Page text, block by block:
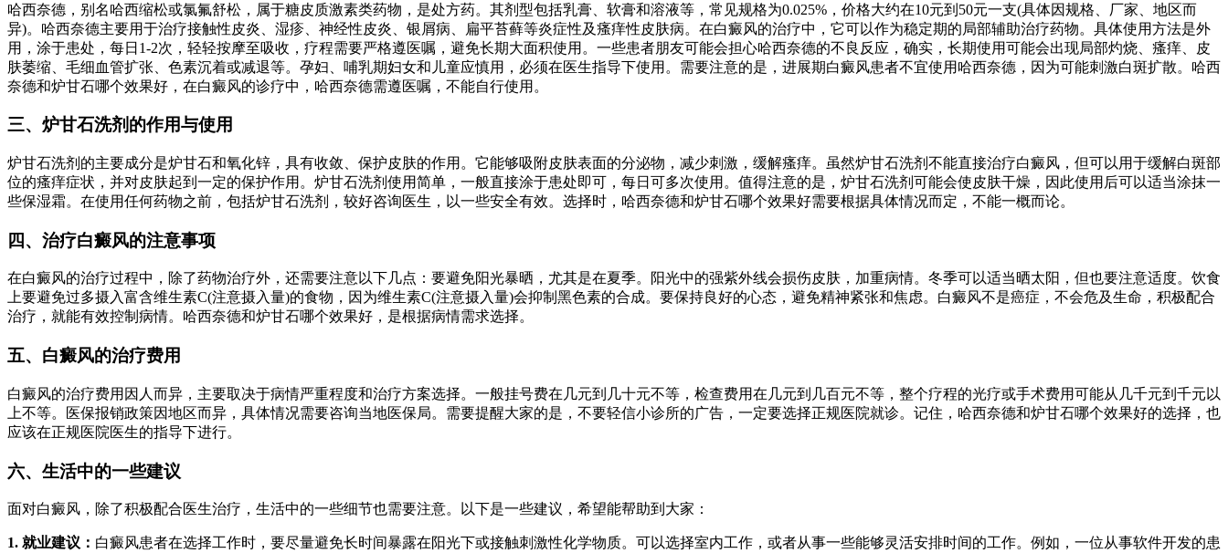
哈西奈德，别名哈西缩松或氯氟舒松，属于糖皮质激素类药物，是处方药。其剂型包括乳膏、软膏和溶液等，常见规格为0.025%，价格大约在10元到50元一支(具体因规格、厂家、地区而
异)。哈西奈德主要用于治疗接触性皮炎、湿疹、神经性皮炎、银屑病、扁平苔藓等炎症性及瘙痒性皮肤病。在白癜风的治疗中，它可以作为稳定期的局部辅助治疗药物。具体使用方法是外
用，涂于患处，每日1-2次，轻轻按摩至吸收，疗程需要严格遵医嘱，避免长期大面积使用。一些患者朋友可能会担心哈西奈德的不良反应，确实，长期使用可能会出现局部灼烧、瘙痒、皮
肤萎缩、毛细血管扩张、色素沉着或减退等。孕妇、哺乳期妇女和儿童应慎用，必须在医生指导下使用。需要注意的是，进展期白癜风患者不宜使用哈西奈德，因为可能刺激白斑扩散。哈西
奈德和炉甘石哪个效果好，在白癜风的诊疗中，哈西奈德需遵医嘱，不能自行使用。
三、炉甘石洗剂的作用与使用
炉甘石洗剂的主要成分是炉甘石和氧化锌，具有收敛、保护皮肤的作用。它能够吸附皮肤表面的分泌物，减少刺激，缓解瘙痒。虽然炉甘石洗剂不能直接治疗白癜风，但可以用于缓解白斑部
位的瘙痒症状，并对皮肤起到一定的保护作用。炉甘石洗剂使用简单，一般直接涂于患处即可，每日可多次使用。值得注意的是，炉甘石洗剂可能会使皮肤干燥，因此使用后可以适当涂抹一
些保湿霜。在使用任何药物之前，包括炉甘石洗剂，较好咨询医生，以一些安全有效。选择时，哈西奈德和炉甘石哪个效果好需要根据具体情况而定，不能一概而论。
四、治疗白癜风的注意事项
在白癜风的治疗过程中，除了药物治疗外，还需要注意以下几点：要避免阳光暴晒，尤其是在夏季。阳光中的强紫外线会损伤皮肤，加重病情。冬季可以适当晒太阳，但也要注意适度。饮食
上要避免过多摄入富含维生素C(注意摄入量)的食物，因为维生素C(注意摄入量)会抑制黑色素的合成。要保持良好的心态，避免精神紧张和焦虑。白癜风不是癌症，不会危及生命，积极配合
治疗，就能有效控制病情。哈西奈德和炉甘石哪个效果好，是根据病情需求选择。
五、白癜风的治疗费用
白癜风的治疗费用因人而异，主要取决于病情严重程度和治疗方案选择。一般挂号费在几元到几十元不等，检查费用在几元到几百元不等，整个疗程的光疗或手术费用可能从几千元到千元以
上不等。医保报销政策因地区而异，具体情况需要咨询当地医保局。需要提醒大家的是，不要轻信小诊所的广告，一定要选择正规医院就诊。记住，哈西奈德和炉甘石哪个效果好的选择，也
应该在正规医院医生的指导下进行。
六、生活中的一些建议
面对白癜风，除了积极配合医生治疗，生活中的一些细节也需要注意。以下是一些建议，希望能帮助到大家：
1. 就业建议： 白癜风患者在选择工作时，要尽量避免长时间暴露在阳光下或接触刺激性化学物质。可以选择室内工作，或者从事一些能够灵活安排时间的工作。例如，一位从事软件开发的患